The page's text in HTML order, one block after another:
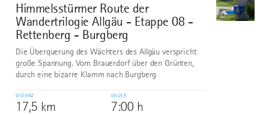
7
Himmelsstürmer Route der
Wandertrilogie Allgäu - Etappe 08 -
Rettenberg - Burgberg
©
Die Überquerung des Wächters des Allgäu verspricht
große Spannung. Vom Brauerdorf über den Grünten,
durch eine bizarre Klamm nach Burgberg
DISTANZ
17,5 km
DAUER
7:00 h